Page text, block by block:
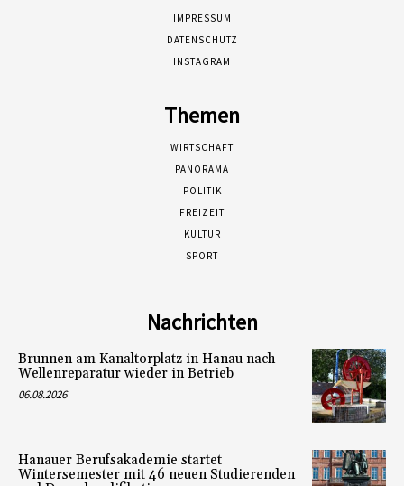
IMPRESSUM
DATENSCHUTZ
INSTAGRAM
Themen
WIRTSCHAFT
PANORAMA
POLITIK
FREIZEIT
KULTUR
SPORT
Nachrichten
Brunnen am Kanaltorplatz in Hanau nach
Wellenreparatur wieder in Betrieb
06.08.2026
Hanauer Berufsakademie startet
Wintersemester mit 46 neuen Studierenden